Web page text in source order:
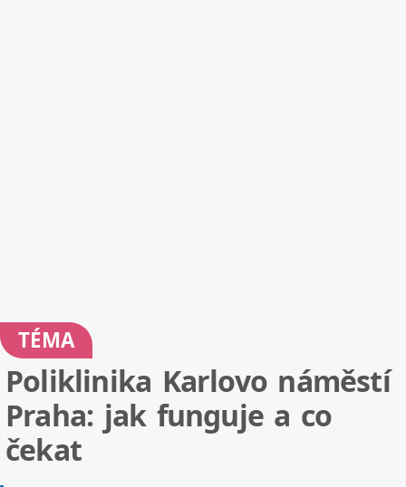
TÉMA
Poliklinika Karlovo náměstí
Praha: jak funguje a co
čekat